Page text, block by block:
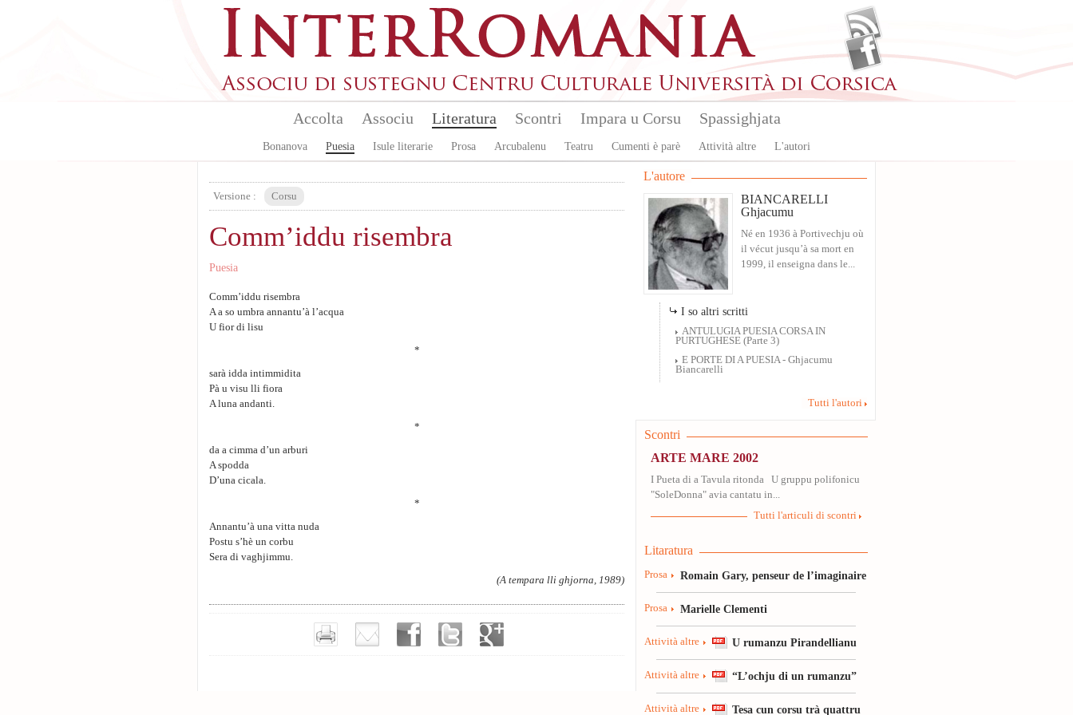
Accolta Associu Literatura
Bonanova Puesia Isule literarie Prosa Arcubalenu Teatru Cumenti è parè Attività altre L'autori
Scontri Impara u Corsu Spassighjata
Versione : Corsu
Comm’iddu risembra
Puesia
Comm’iddu risembra
A a so umbra annantu’à l’acqua
U fior di lisu
*
sarà idda intimmidita
Pà u visu lli fiora
A luna andanti.
*
da a cimma d’un arburi
A spodda
D’una cicala.
*
Annantu’à una vitta nuda
Postu s’hè un corbu
Sera di vaghjimmu.
(A tempara lli ghjorna, 1989)
L'autore
BIANCARELLI
Ghjacumu
Né en 1936 à Portivechju où
il vécut jusqu’à sa mort en
1999, il enseigna dans le...
I so altri scritti
ANTULUGIA PUESIA CORSA IN
PURTUGHESE (Parte 3)
E PORTE DI A PUESIA - Ghjacumu
Biancarelli
Tutti l'autori
Scontri
ARTE MARE 2002
I Pueta di a Tavula ritonda U gruppu polifonicu
"SoleDonna" avia cantatu in...
Tutti l'articuli di scontri
Litaratura
Prosa Romain Gary, penseur de l’imaginaire
Prosa Marielle Clementi
Attività altre U rumanzu Pirandellianu
Attività altre “L’ochju di un rumanzu”
Attività altre Tesa cun corsu trà quattru